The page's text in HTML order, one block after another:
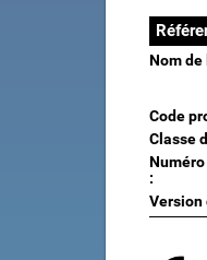
Nom
Code
Classe
:
Version